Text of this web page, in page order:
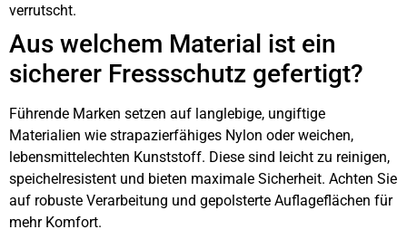
verrutscht.
Aus welchem Material ist ein
sicherer Fressschutz gefertigt?
Führende Marken setzen auf langlebige, ungiftige
Materialien wie strapazierfähiges Nylon oder weichen,
lebensmittelechten Kunststoff. Diese sind leicht zu reinigen,
speichelresistent und bieten maximale Sicherheit. Achten Sie
auf robuste Verarbeitung und gepolsterte Auflageflächen für
mehr Komfort.